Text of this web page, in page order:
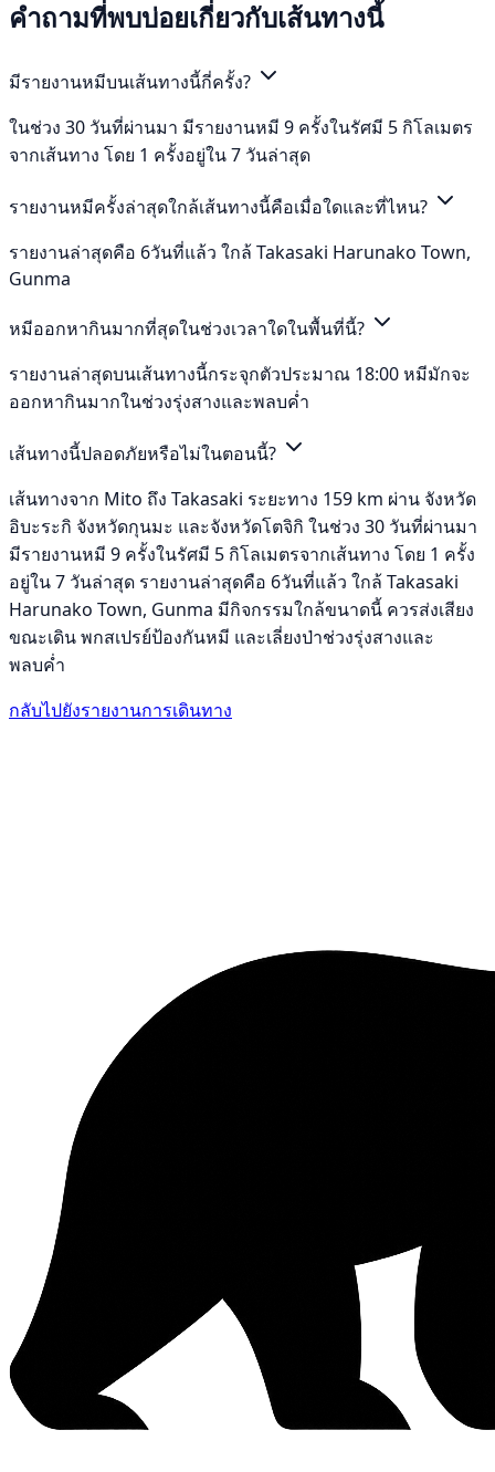
คำถามที่พบบ่อยเกี่ยวกับเส้นทางนี้
มีรายงานหมีบนเส้นทางนี้กี่ครั้ง?
ในช่วง 30 วันที่ผ่านมา มีรายงานหมี 9 ครั้งในรัศมี 5 กิโลเมตร
จากเส้นทาง โดย 1 ครั้งอยู่ใน 7 วันล่าสุด
รายงานหมีครั้งล่าสุดใกล้เส้นทางนี้คือเมื่อใดและที่ไหน?
รายงานล่าสุดคือ 6วันที่แล้ว ใกล้ Takasaki Harunako Town,
Gunma
หมีออกหากินมากที่สุดในช่วงเวลาใดในพื้นที่นี้?
รายงานล่าสุดบนเส้นทางนี้กระจุกตัวประมาณ 18:00 หมีมักจะ
ออกหากินมากในช่วงรุ่งสางและพลบค่ำ
เส้นทางนี้ปลอดภัยหรือไม่ในตอนนี้?
เส้นทางจาก Mito ถึง Takasaki ระยะทาง 159 km ผ่าน จังหวัด
อิบะระกิ จังหวัดกุนมะ และจังหวัดโตจิกิ ในช่วง 30 วันที่ผ่านมา
มีรายงานหมี 9 ครั้งในรัศมี 5 กิโลเมตรจากเส้นทาง โดย 1 ครั้ง
อยู่ใน 7 วันล่าสุด รายงานล่าสุดคือ 6วันที่แล้ว ใกล้ Takasaki
Harunako Town, Gunma มีกิจกรรมใกล้ขนาดนี้ ควรส่งเสียง
ขณะเดิน พกสเปรย์ป้องกันหมี และเลี่ยงป่าช่วงรุ่งสางและ
พลบค่ำ
กลับไปยังรายงานการเดินทาง